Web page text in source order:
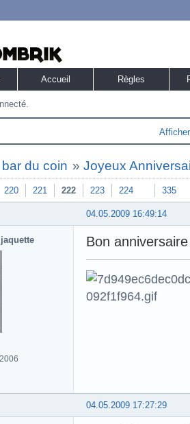
Accueil Règles
du coin »Joyeux
220 221 222 223 224 335
04.05.2009 16:49:14
Bon
04.05.2009 17:27:29